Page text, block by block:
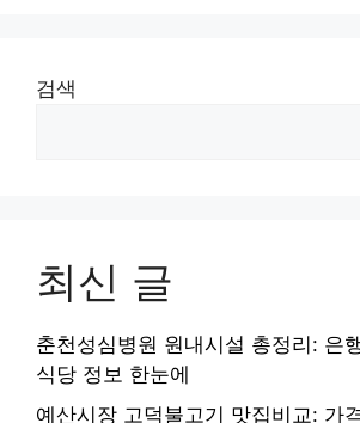
검색
최신 글
춘천성심병원 원내시설 총정리: 은
식당 정보 한눈에
예산시장 고덕불고기 맛집비교: 가